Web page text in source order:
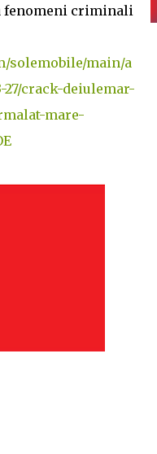
fenomeni criminali
solemobile/main/a
crack-deiulemar-
mare-